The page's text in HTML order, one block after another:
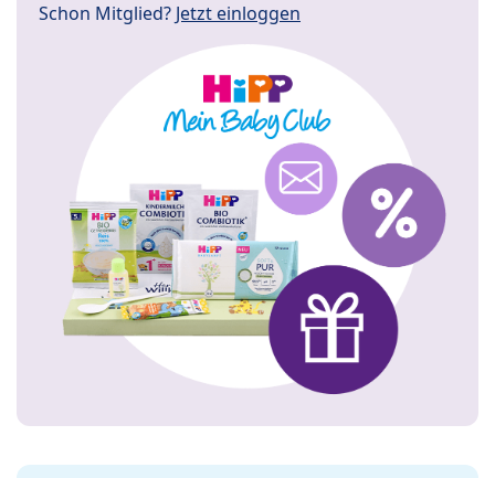
Schon Mitglied? Jetzt einloggen